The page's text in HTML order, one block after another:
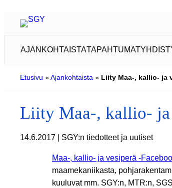
sisältöön
AJANKOHTAISTATAPAHTUMAT
Etusivu »Ajankohtaista » Liity Maa-, kallio- ja
Liity Maa-, kallio- ja
14.6.2017 | SGY:n tiedotteet ja uutiset
Maa-, kallio- ja vesiperä -
maamekaniikasta,
kuuluvat mm. SGY:n, MTR:n,